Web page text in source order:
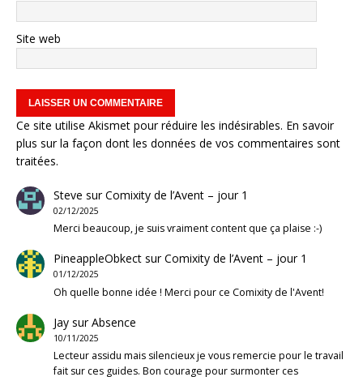
Site web
Ce site utilise Akismet pour réduire les indésirables. En savoir
plus sur la façon dont les données de vos commentaires sont
traitées.
Steve surComixity de l’Avent – jour 1
02/12/2025
Merci beaucoup, je suis vraiment content que ça plaise :-)
PineappleObkectsurComixity de l’Avent – jour 1
01/12/2025
Oh quelle bonne idée ! Merci pour ce Comixity de l'Avent!
JaysurAbsence
10/11/2025
Lecteur assidu mais silencieux je vous remercie pour le travail
fait sur ces guides. Bon courage pour surmonter ces